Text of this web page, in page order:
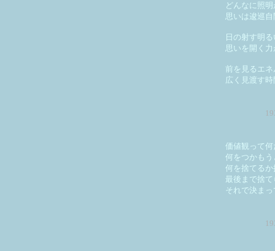
どんなに照
思いは逡巡
日の射す明
思いを開く力
前を見るエ
広く見渡す
価値観って何
何をつかも
何を捨てる
最後まで捨
それで決ま